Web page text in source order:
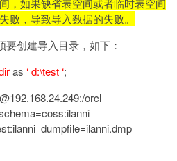
败，导致导入数据的失败。
创建导入目录，如下：
as ‘ d:\test ‘;
orcl
dumpfile=ilanni.dmp